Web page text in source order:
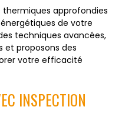
thermiques approfondies
de votre
techniques avancées,
et proposons des
votre efficacité
INSPECTION